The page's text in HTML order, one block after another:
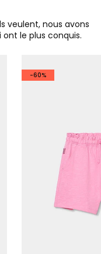
veulent, nous avons
le plus conquis.
-60%